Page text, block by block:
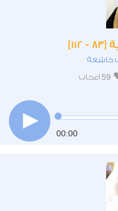
112]
خاشعة
59 اعجاب
00:00